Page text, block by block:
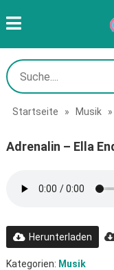
Startseite » Musik »
Adrenalin – Ella
Herunterladen
Kategorien: Musik